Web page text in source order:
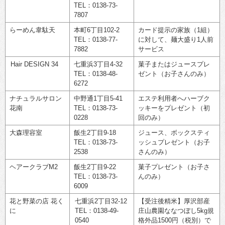
TEL：0138-73-
7807
らーめん韋駄天
本町6丁目102-2
TEL：0138-77-
7882
カード提示の家族（1組）
に対して、麺大盛り1人前
サービス
Hair DESIGN 34
七重浜3丁目4-32
TEL：0138-48-
6272
菓子またはジュースプレ
ゼント（お子さんのみ）
ナチュラルサロン
花南
中野通1丁目5-41
TEL：0138-73-
0228
エステ利用者へハーブク
ッキーをプレゼント（初
回のみ）
大森理容室
飯生2丁目9-18
TEL：0138-73-
2538
ジュース、ボックスティ
ッシュプレゼント（お子
さんのみ）
ヘアークラブM2
飯生2丁目9-22
TEL：0138-73-
6009
菓子プレゼント（お子さ
んのみ）
花と野菜の店 花く
に
七重浜2丁目32-12
TEL：0138-49-
0540
【受注後精米】厚沢部産
庄山農園ななつぼし5kg規
格外品1500円（税別）で